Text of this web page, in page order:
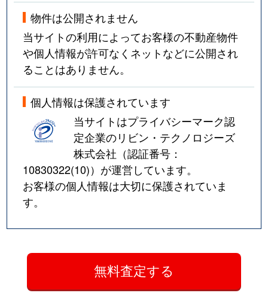
物件は公開されません
当サイトの利用によってお客様の不動産物件
や個人情報が許可なくネットなどに公開され
ることはありません。
個人情報は保護されています
当サイトはプライバシーマーク認
定企業のリビン・テクノロジーズ
株式会社（認証番号：
10830322(10)）が運営しています。
お客様の個人情報は大切に保護されていま
す。